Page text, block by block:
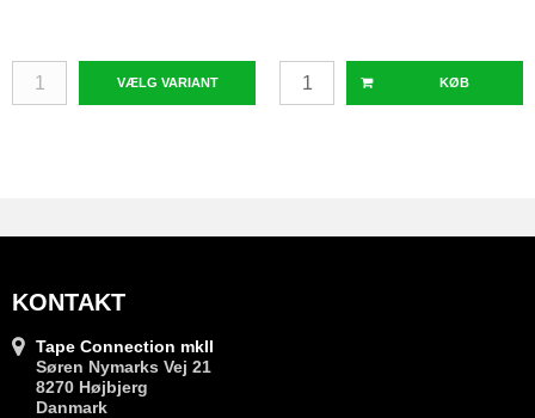
VÆLG VARIANT KØB
KONTAKT
Tape Connection mkII
Søren Nymarks Vej 21
8270 Højbjerg
Danmark